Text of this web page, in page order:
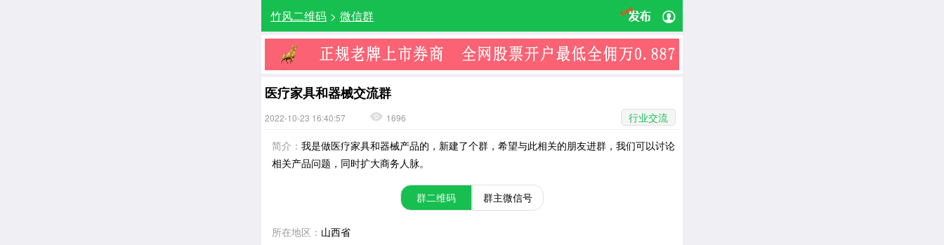
竹风二维码 > 微信群
医疗家具和器械交流群
2022-10-23 16:40:57 1696
行业交流
简介： 我是做医疗家具和器械产品的，新建了个群，希望与此相关的朋友进群，我们可以讨论
相关产品问题，同时扩大商务人脉。
群二维码 群主微信号
所在地区： 山西省